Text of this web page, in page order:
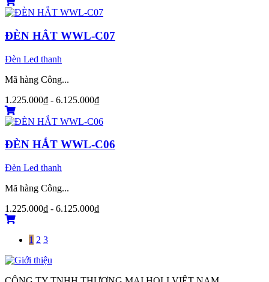
ĐÈN HẮT WWL-C07
Đèn Led thanh
Mã hàng Công...
1.225.000₫ - 6.125.000₫
ĐÈN HẮT WWL-C06
Đèn Led thanh
Mã hàng Công...
1.225.000₫ - 6.125.000₫
1 2 3